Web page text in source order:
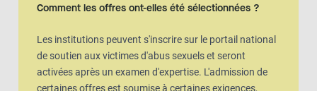
Comment les offres ont-elles été sélectionnées ?
Les institutions peuvent s'inscrire sur le portail national
de soutien aux victimes d'abus sexuels et seront
activées après un examen d'expertise. L'admission de
certaines offres est soumise à certaines exigences,